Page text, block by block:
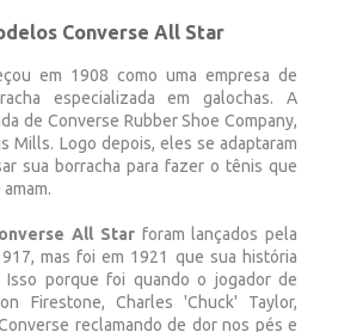
Converse All Star
em 1908 como uma empresa de
especializada em galochas. A
de Converse Rubber Shoe Company,
Mills. Logo depois, eles se adaptaram
sua borracha para fazer o tênis que
All Starforam lançados pela
mas foi em 1921 que sua história
Isso porque foi quando o jogador de
Firestone, Charles 'Chuck' Taylor,
reclamando de dor nos pés e